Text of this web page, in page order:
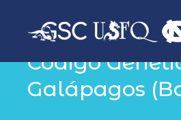
Noticias
Código
Galápagos